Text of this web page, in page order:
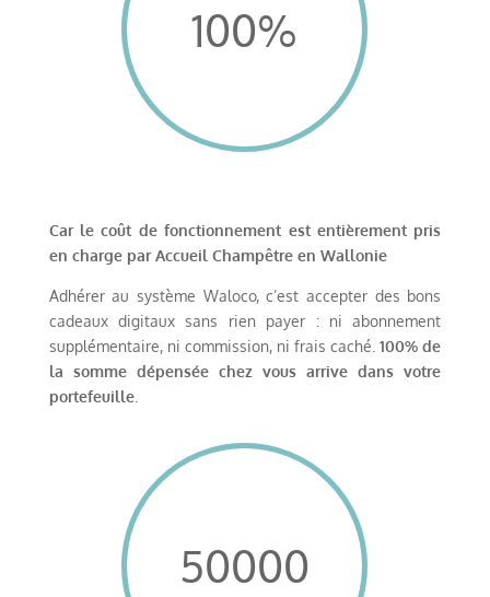
100%
Car le coût de fonctionnement est entièrement pris
en charge par Accueil Champêtre en Wallonie
Adhérer au système Waloco, c’est accepter des bons
cadeaux digitaux sans rien payer : ni abonnement
supplémentaire, ni commission, ni frais caché.100% de
la somme dépensée chez vous arrive dans votre
portefeuille.
50000